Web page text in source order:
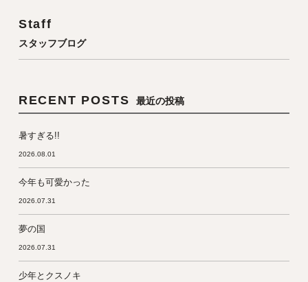
Staff
スタッフブログ
RECENT POSTS 最近の投稿
暑すぎる!!
2026.08.01
今年も可愛かった
2026.07.31
夢の国
2026.07.31
少年とクスノキ